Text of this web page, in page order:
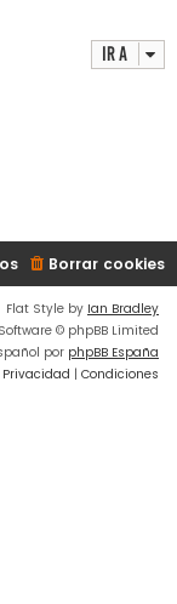
Ir a
Borrar cookies
Flat Style by Ian Bradley
© phpBB Limited
por phpBB España
Privacidad | Condiciones